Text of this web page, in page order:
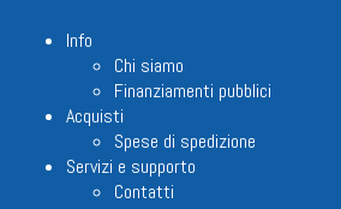
Info
Chi siamo
Finanziamenti pubblici
Acquisti
Spese di spedizione
Servizi e supporto
Contatti